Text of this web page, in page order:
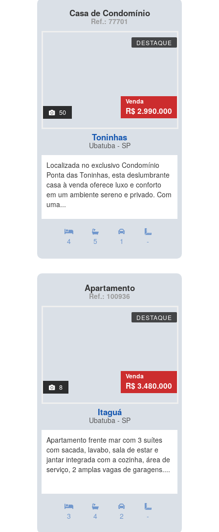
Casa de Condomínio
Ref.: 77701
DESTAQUE
50
Venda
R$ 2.990.000
Toninhas
Ubatuba - SP
Localizada no exclusivo Condomínio
Ponta das Toninhas, esta deslumbrante
casa à venda oferece luxo e conforto
em um ambiente sereno e privado. Com
uma...
4 5 1 -
Apartamento
Ref.: 100936
DESTAQUE
8
Venda
R$ 3.480.000
Itaguá
Ubatuba - SP
Apartamento frente mar com 3 suítes
com sacada, lavabo, sala de estar e
jantar integrada com a cozinha, área de
serviço, 2 amplas vagas de garagens....
3 4 2 -